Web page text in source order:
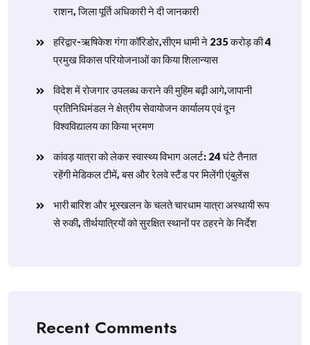
राशन, जिला पूर्ति अधिकारी ने दी जानकारी
हरिद्वार-ऋषिकेश गंगा कॉरिडोर,सीएम धामी ने 235 करोड़ की 4
प्रमुख विकास परियोजनाओं का किया शिलान्यास
विदेश में रोजगार उपलब्ध कराने की मुहिम बढ़ी आगे,जापानी
प्रतिनिधिमंडल ने क्षेत्रीय सेवायोजन कार्यालय एवं दून
विश्वविद्यालय का किया भ्रमण
​कांवड़ यात्रा को लेकर स्वास्थ्य विभाग अलर्ट: 24 घंटे तैनात
रहेंगी मेडिकल टीमें, बस और रेलवे स्टैंड पर मिलेंगी एंबुलेंस
​भारी बारिश और भूस्खलन के चलते चारधाम यात्रा अस्थायी रूप
से रुकी, तीर्थयात्रियों को सुरक्षित स्थानों पर ठहरने के निर्देश
Recent Comments